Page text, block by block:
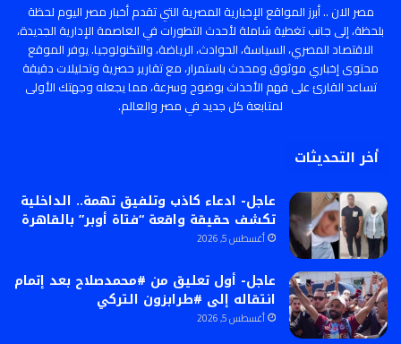
مصر الان .. أبرز المواقع الإخبارية المصرية التي تقدم أخبار مصر اليوم لحظة
بلحظة، إلى جانب تغطية شاملة لأحدث التطورات في العاصمة الإدارية الجديدة،
الاقتصاد المصري، السياسة، الحوادث، الرياضة، والتكنولوجيا. يوفر الموقع
محتوى إخباري موثوق ومحدث باستمرار، مع تقارير حصرية وتحليلات دقيقة
تساعد القارئ على فهم الأحداث بوضوح وسرعة، مما يجعله وجهتك الأولى
لمتابعة كل جديد في مصر والعالم.
أخر التحديثات
عاجل- ادعاء كاذب وتلفيق تهمة.. الداخلية
تكشف حقيقة واقعة “فتاة أوبر” بالقاهرة
أغسطس 5, 2026
عاجل- أول تعليق من #محمدصلاح بعد إتمام
انتقاله إلى #طرابزون التركي
أغسطس 5, 2026